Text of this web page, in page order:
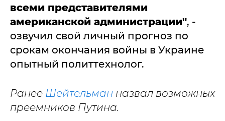
всеми представителями
американской администрации", -
озвучил свой личный прогноз по
срокам окончания войны в Украине
опытный политтехнолог.
Ранее Шейтельман назвал возможных
преемников Путина.